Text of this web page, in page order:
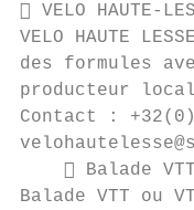
 VELO HAUTE-
VELO HAUTE
des formules
producteur
Contact :
 Balade
Balade VTT ou